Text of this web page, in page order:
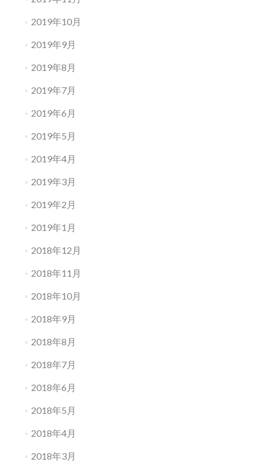
2019年10月
2019年9月
2019年8月
2019年7月
2019年6月
2019年5月
2019年4月
2019年3月
2019年2月
2019年1月
2018年12月
2018年11月
2018年10月
2018年9月
2018年8月
2018年7月
2018年6月
2018年5月
2018年4月
2018年3月